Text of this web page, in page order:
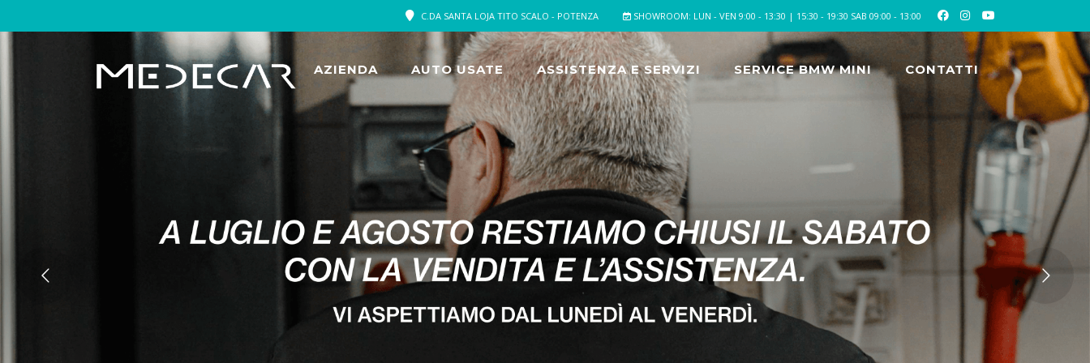
SHOWROOM: LUN - VEN 9:00 - 13:30 | 15:30 - 19:30 SAB 09:00 - 13:00
C.DA SANTA LOJA TITO SCALO - POTENZA
AZIENDA AUTO USATE ASSISTENZA E SERVIZI SERVICE BMW MINI CONTATTI